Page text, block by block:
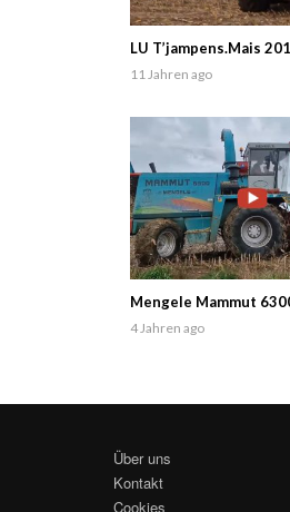
LU T’jampens.Mais
11 Jahren ago
Mengele Mammut
4 Jahren ago
Über uns
Kontakt
Cookies